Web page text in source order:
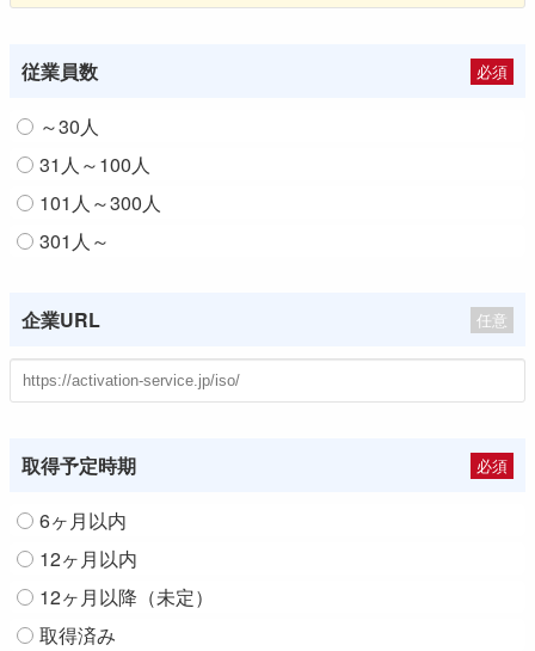
従業員数 必須
～30人
31人～100人
101人～300人
301人～
企業URL 任意
取得予定時期 必須
6ヶ月以内
12ヶ月以内
12ヶ月以降（未定）
取得済み